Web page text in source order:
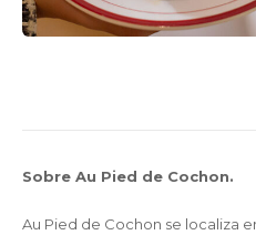
Sobre Au Pied de Cochon.
Au Pied de Cochon se localiza